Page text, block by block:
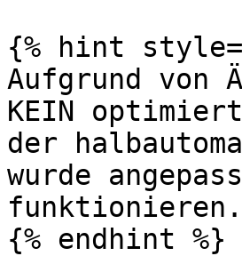
{% hint
Aufgrund von
KEIN
der
wurde
funktionieren.
{% endhint %}